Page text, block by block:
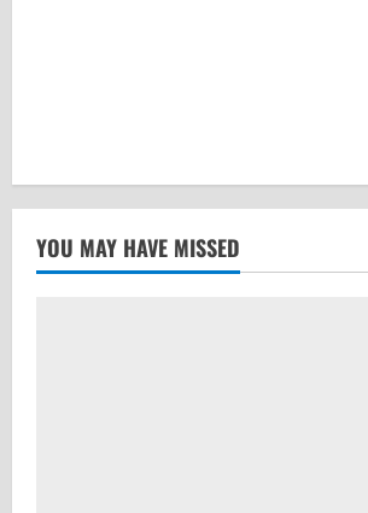
YOU MAY HAVE MISSED